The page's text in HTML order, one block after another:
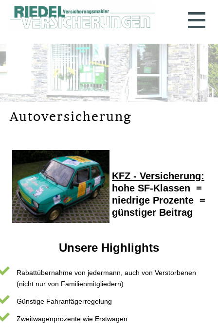
Auto­ver­si­che­rung
KFZ - Versicherung:
hohe SF-Klassen =
niedrige Prozente =
günstiger Beitrag
Unsere Highlights
Rabattübernahme von jedermann, auch von Verstorbenen
(nicht nur von Familienmitgliedern)
Günstige Fahranfägerregelung
Zweitwagenprozente wie Erstwagen